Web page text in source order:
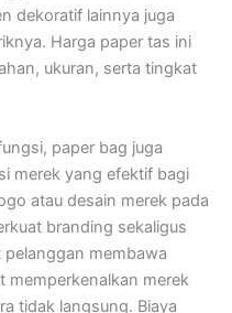
dekoratif lainnya juga
Harga paper tas ini
ukuran, serta tingkat
paper bag juga
merek yang efektif bagi
atau desain merek pada
branding sekaligus
pelanggan membawa
memperkenalkan merek
tidak langsung. Biaya